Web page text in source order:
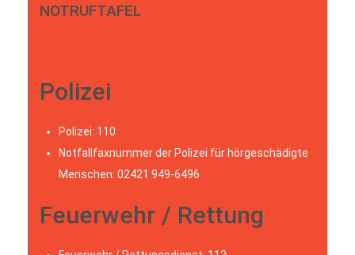
NOTRUFTAFEL
Polizei
Polizei: 110
Notfallfaxnummer der Polizei für hörgeschädigte
Menschen: 02421 949-6496
Feuerwehr / Rettung